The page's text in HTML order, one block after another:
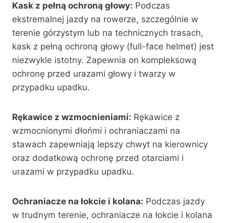
Kask z pełną ochroną głowy: Podczas
ekstremalnej jazdy na rowerze, szczególnie w
terenie górzystym lub na technicznych trasach,
kask z pełną ochroną głowy (full-face helmet) jest
niezwykle istotny. Zapewnia on kompleksową
ochronę przed urazami głowy i twarzy w
przypadku upadku.
Rękawice z wzmocnieniami: Rękawice z
wzmocnionymi dłońmi i ochraniaczami na
stawach zapewniają lepszy chwyt na kierownicy
oraz dodatkową ochronę przed otarciami i
urazami w przypadku upadku.
Ochraniacze na łokcie i kolana: Podczas jazdy
w trudnym terenie, ochraniacze na łokcie i kolana